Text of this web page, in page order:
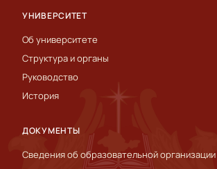
УНИВЕРСИТЕТ
Об университете
Структура и органы
Руководство
История
ДОКУМЕНТЫ
Сведения об образовательной организации